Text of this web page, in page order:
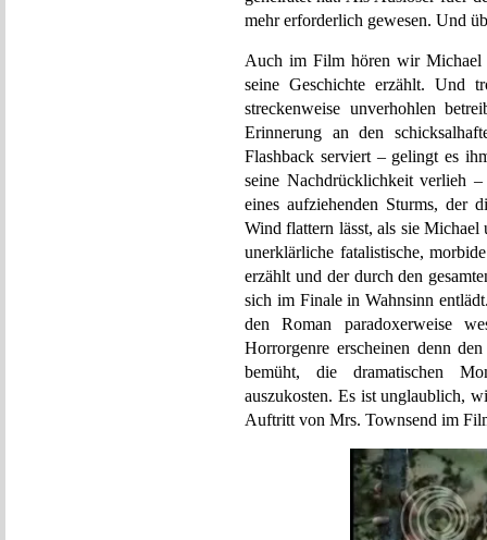
mehr erforderlich gewesen. Und
Auch im Film hören wir Michael
seine Geschichte erzählt. Und
streckenweise unverhohlen
Erinnerung an den
Flashback serviert – gelingt es
seine Nachdrücklichkeit verlieh
eines aufziehenden Sturms, der
Wind flattern lässt, als sie
unerklärliche fatalistische,
erzählt und der durch den
sich im Finale in Wahnsinn
den Roman paradoxerweise
Horrorgenre erscheinen denn
bemüht, die dramatischen
auszukosten. Es ist unglaublich,
Auftritt von Mrs. Townsend im